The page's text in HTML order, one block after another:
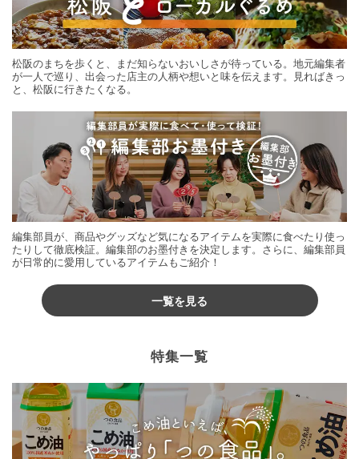
松阪のまちを歩くと、まだ知らないおいしさが待っている。地元編集者
が一人で巡り、出会った店主の人柄や想いと味を伝えます。見ればきっ
と、松阪に行きたくなる。
編集部員が、商品やグッズなど気になるアイテムを実際に食べたり使っ
たりして徹底検証。編集部のお墨付きを決定します。さらに、編集部員
が日常的に愛用しているアイテムもご紹介！
一覧を見る
特集一覧